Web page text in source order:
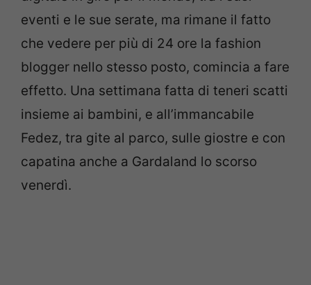
eventi e le sue serate, ma rimane il fatto
che vedere per più di 24 ore la fashion
blogger nello stesso posto, comincia a fare
effetto. Una settimana fatta di teneri scatti
insieme ai bambini, e all’immancabile
Fedez, tra gite al parco, sulle giostre e con
capatina anche a Gardaland lo scorso
venerdì.